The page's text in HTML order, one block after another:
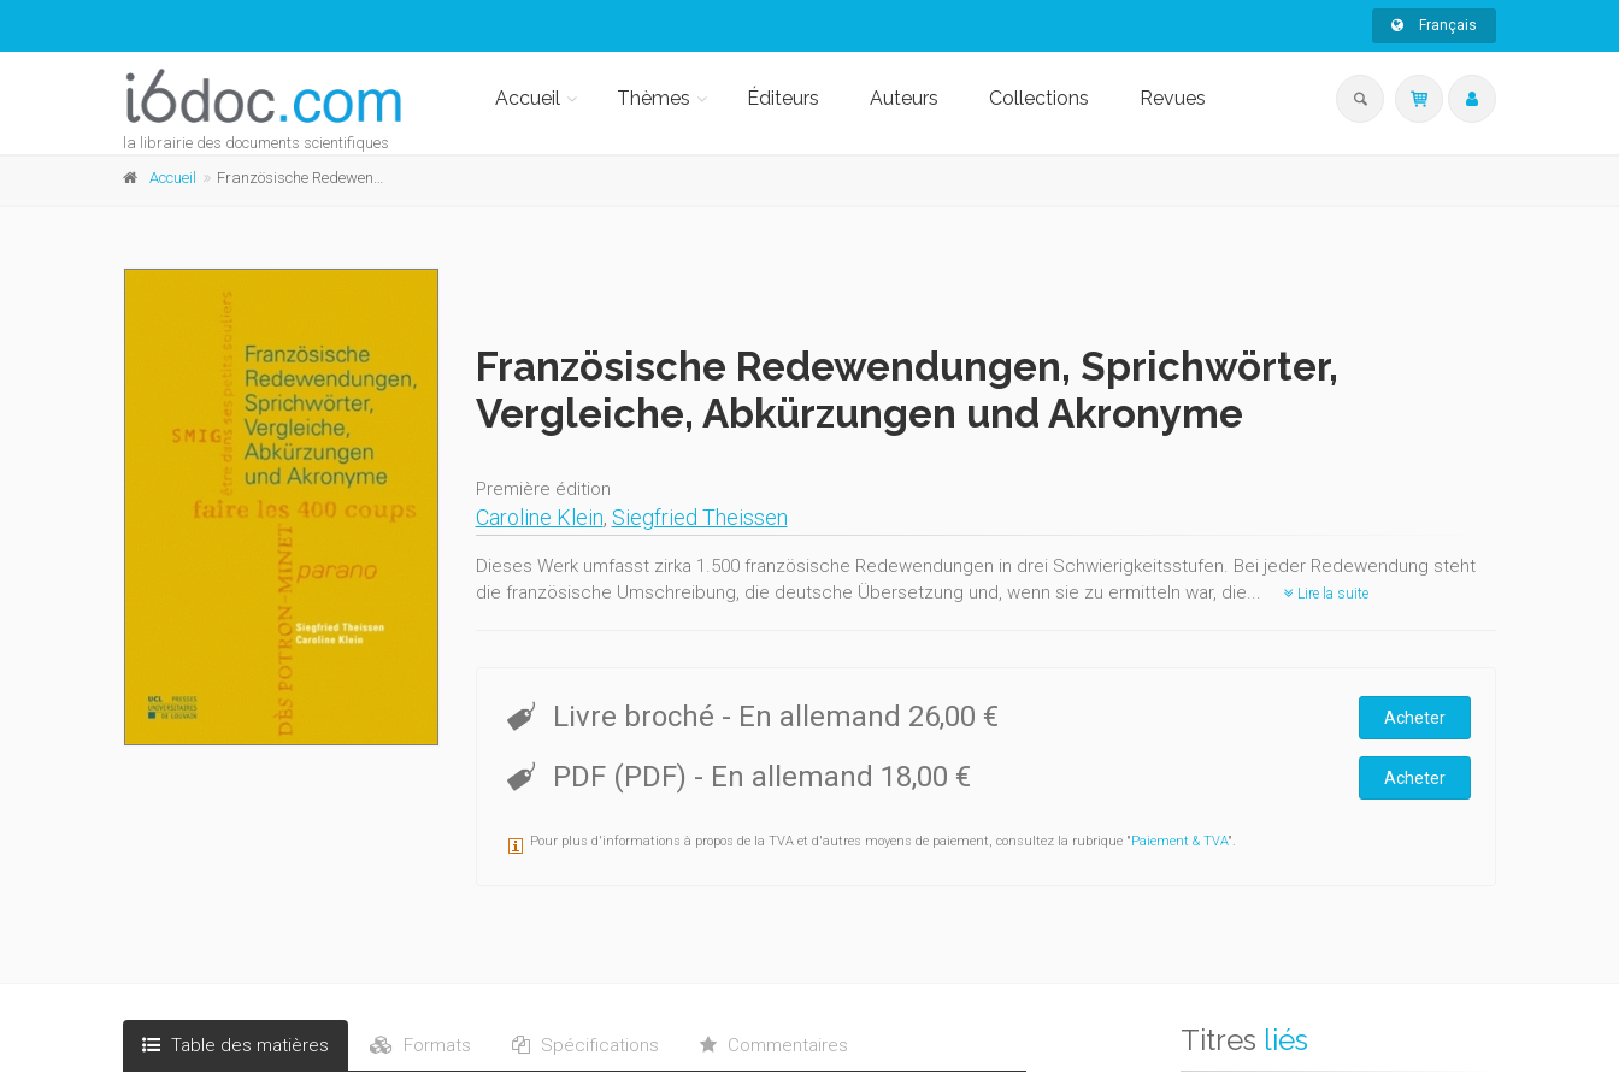
Français
la librairie des documents scientifiques
Accueil Thèmes Éditeurs Auteurs Collections Revues
Accueil Französische Redewendungen, Sprichwörter, Vergleiche, Abkürzungen und Akronyme
Französische Redewendungen, Sprichwörter,
Vergleiche, Abkürzungen und Akronyme
Première édition
Caroline Klein, Siegfried Theissen
Dieses Werk umfasst zirka 1.500 französische Redewendungen in drei Schwierigkeitsstufen. Bei jeder Redewendung steht
die französische Umschreibung, die deutsche Übersetzung und, wenn sie zu ermitteln war, die...
Lire la suite
Livre broché - En allemand 26,00 € Acheter
PDF (PDF) - En allemand 18,00 € Acheter
Pour plus d'informations à propos de la TVA et d'autres moyens de paiement, consultez la rubrique "Paiement & TVA".
Table des matières Formats Spécifications Commentaires Titres liés